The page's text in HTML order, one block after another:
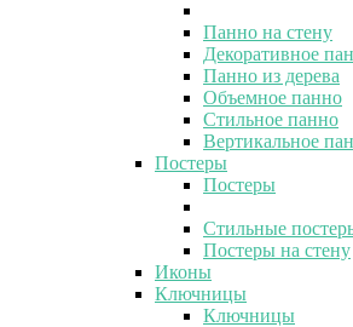
Панно на стену
Декоративное
Панно из дерева
Объемное панно
Стильное панно
Вертикальное
Постеры
Постеры
Стильные
Постеры на стену
Иконы
Ключницы
Ключницы